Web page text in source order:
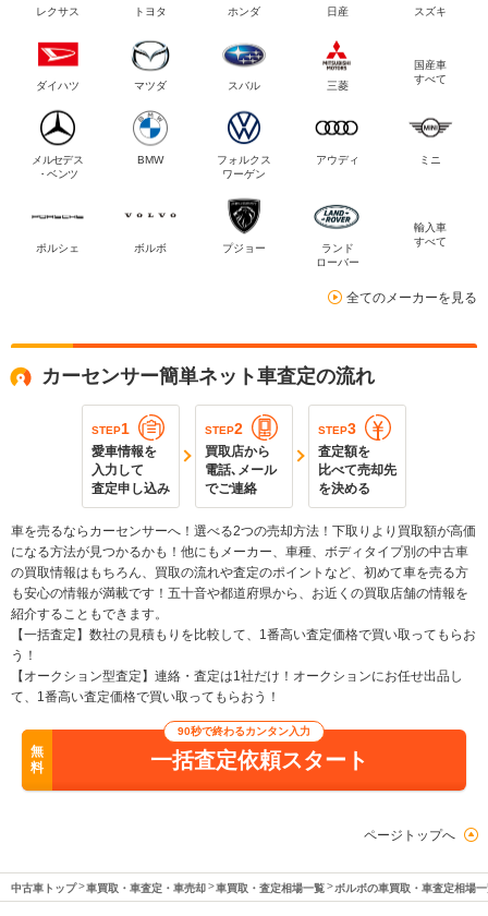
レクサス トヨタ ホンダ 日産 スズキ
ダイハツ マツダ スバル 三菱
国産車
すべて
メルセデス
・ベンツ
BMW
フォルクス
ワーゲン
アウディ ミニ
ポルシェ ボルボ プジョー
ランド
ローバー
輸入車
すべて
全てのメーカーを見る
カーセンサー簡単ネット車査定の流れ
STEP1
愛車情報を
入力して
査定申し込み
STEP2
買取店から
電話､メール
でご連絡
STEP3
査定額を
比べて売却先
を決める
車を売るならカーセンサーへ！選べる2つの売却方法！下取りより買取額が高価
になる方法が見つかるかも！他にもメーカー、車種、ボディタイプ別の中古車
の買取情報はもちろん、買取の流れや査定のポイントなど、初めて車を売る方
も安心の情報が満載です！五十音や都道府県から、お近くの買取店舗の情報を
紹介することもできます。
【一括査定】数社の見積もりを比較して、1番高い査定価格で買い取ってもらお
う！
【オークション型査定】連絡・査定は1社だけ！オークションにお任せ出品し
て、1番高い査定価格で買い取ってもらおう！
無
料
90秒で終わるカンタン入力
一括査定依頼スタート
ページトップへ
中古車トップ 車買取・車査定・車売却 車買取・査定相場一覧 ボルボの車買取・車査定相場